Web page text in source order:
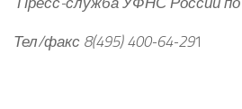
Тел/факс 8(495) 400-64-291